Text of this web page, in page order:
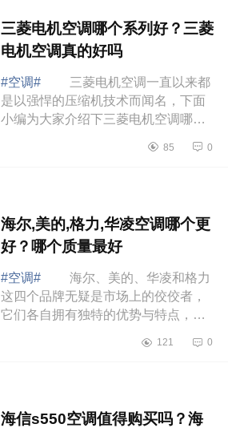
三菱电机空调哪个系列好？三菱
电机空调真的好吗
#空调#
三菱电机空调一直以来都
是以强悍的压缩机技术而闻名，下面
小编为大家介绍下三菱电机空调哪个
三菱电机空调哪个系列好 三菱电
85 0
海尔,美的,格力,华凌空调哪个更
好？哪个质量最好
#空调#
海尔、美的、华凌和格力
这四个品牌无疑是市场上的佼佼者，
它们各自拥有独特的优势与特点，满
家介绍下海尔,美的,格力,华凌空调哪
121 0
海信s550空调值得购买吗？海